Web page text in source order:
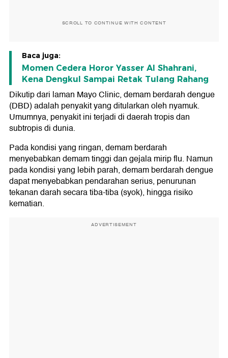
SCROLL TO CONTINUE WITH CONTENT
Baca juga:
Momen Cedera Horor Yasser Al Shahrani,
Kena Dengkul Sampai Retak Tulang Rahang
Dikutip dari laman Mayo Clinic, demam berdarah dengue
(DBD) adalah penyakit yang ditularkan oleh nyamuk.
Umumnya, penyakit ini terjadi di daerah tropis dan
subtropis di dunia.
Pada kondisi yang ringan, demam berdarah
menyebabkan demam tinggi dan gejala mirip flu. Namun
pada kondisi yang lebih parah, demam berdarah dengue
dapat menyebabkan pendarahan serius, penurunan
tekanan darah secara tiba-tiba (syok), hingga risiko
kematian.
ADVERTISEMENT